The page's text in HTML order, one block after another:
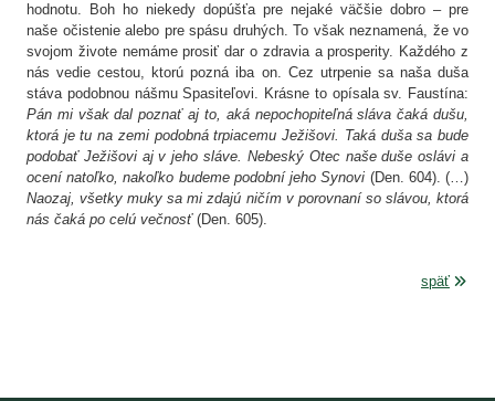
hodnotu. Boh ho niekedy dopúšťa pre nejaké väčšie dobro – pre
naše očistenie alebo pre spásu druhých. To však neznamená, že vo
svojom živote nemáme prosiť dar o zdravia a prosperity. Každého z
nás vedie cestou, ktorú pozná iba on. Cez utrpenie sa naša duša
stáva podobnou nášmu Spasiteľovi. Krásne to opísala sv. Faustína:
Pán mi však dal poznať aj to, aká nepochopiteľná sláva čaká dušu,
ktorá je tu na zemi podobná trpiacemu Ježišovi. Taká duša sa bude
podobať Ježišovi aj v jeho sláve. Nebeský Otec naše duše oslávi a
ocení natoľko, nakoľko budeme podobní jeho Synovi (Den. 604). (…)
Naozaj, všetky muky sa mi zdajú ničím v porovnaní so slávou, ktorá
nás čaká po celú večnosť(Den. 605).
späť